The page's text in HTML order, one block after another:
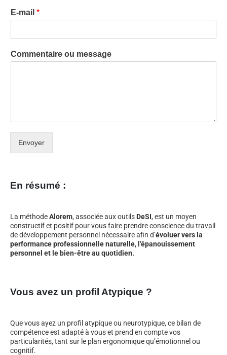
E-mail *
Commentaire ou message
Envoyer
En résumé :
La méthodeAlorem, associée aux outils DeSI, est un moyen
constructif et positif pour vous faire prendre conscience du travail
de développement personnel nécessaire afin d’évoluer vers la
performance professionnelle naturelle, l’épanouissement
personnel et le bien-être au quotidien.
Vous avez un profil Atypique ?
Que vous ayez un profil atypique ou neurotypique, ce bilan de
compétence est adapté à vous et prend en compte vos
particularités, tant sur le plan ergonomique qu’émotionnel ou
cognitif.